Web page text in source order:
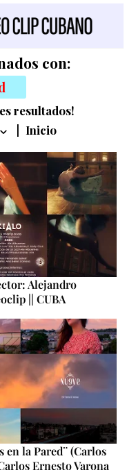
con:
resultados!
Inicio
Alejandro
|| CUBA
en la Pared¨ (Carlos
Ernesto Varona